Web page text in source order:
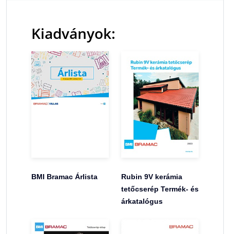
Kiadványok:
BMI Bramac Árlista
Rubin 9V kerámia
tetőcserép Termék- és
árkatalógus